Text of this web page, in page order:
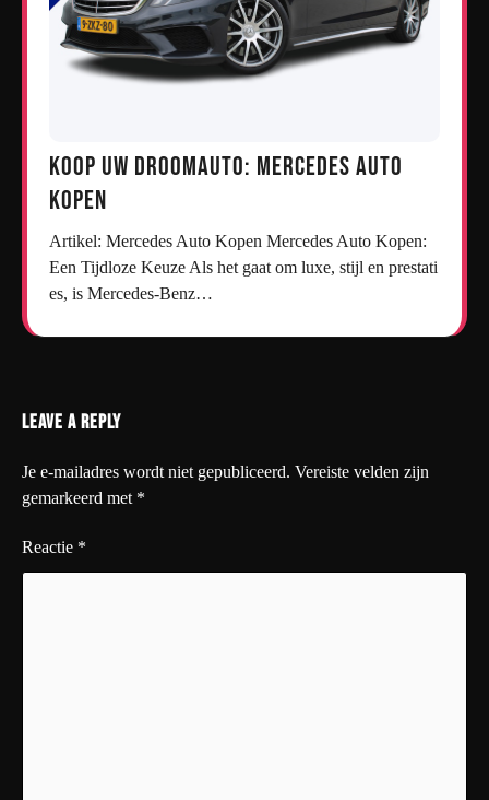
Koop uw droomauto: Mercedes auto
kopen
Artikel: Mercedes Auto Kopen Mercedes Auto Kopen:
Een Tijdloze Keuze Als het gaat om luxe, stijl en prestati
es, is Mercedes-Benz…
Leave a Reply
Je e-mailadres wordt niet gepubliceerd. Vereiste velden zijn
gemarkeerd met *
Reactie *